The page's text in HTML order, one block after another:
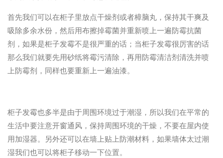
首先我们可以在柜子里放点干燥剂或者樟脑丸，保持其干爽及
吸除多余水份，然后用布擦掉霉菌并重新喷上一遍防霉抗菌
剂，如果是柜子发霉不是很严重的话；当柜子发霉很厉害的话
那么我们就要先用砂纸将霉污清除，再用防霉清洁剂清洗并喷
上防霉剂，同样也要重新上一遍油漆。
柜子发霉也多半是由于周围环境过于潮湿，所以我们在平常的
生活中要注意开窗通风，保持周围环境的干燥，不要在屋内使
用加湿器。另外还可以在墙上贴上防潮材料，如果墙体太过潮
湿我们也可以将柜子移动一下位置。